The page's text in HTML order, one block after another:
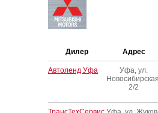
Дилер Адрес
Автоленд Уфа
Уфа, ул.
2/2